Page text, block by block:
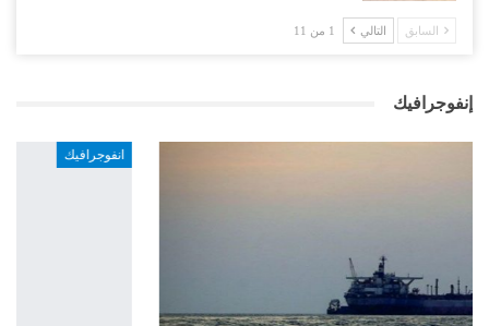
السابق التالي 1 من 11
إنفوجرافيك